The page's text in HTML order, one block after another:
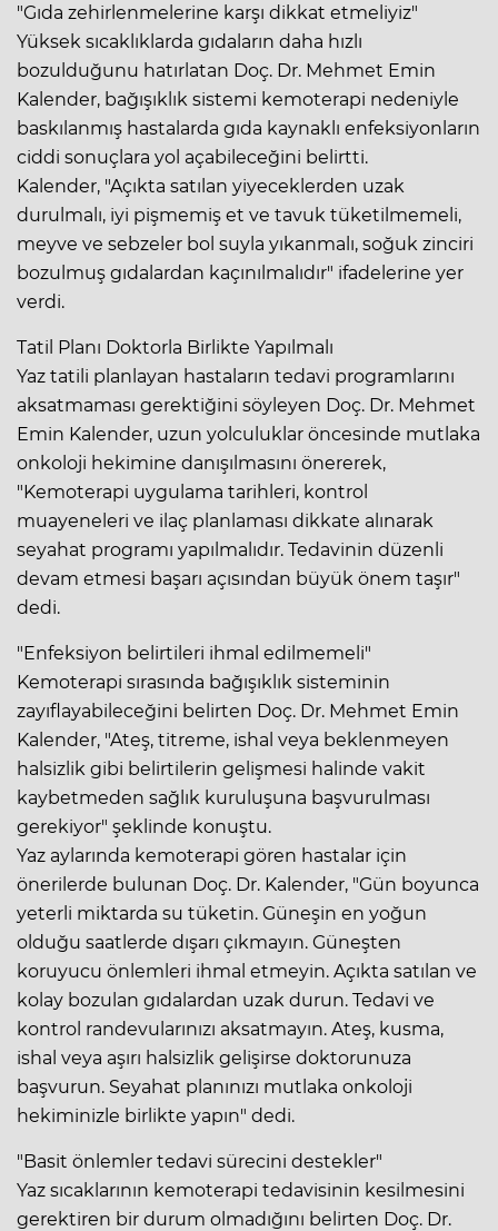
"Gıda zehirlenmelerine karşı dikkat etmeliyiz"
Yüksek sıcaklıklarda gıdaların daha hızlı
bozulduğunu hatırlatan Doç. Dr. Mehmet Emin
Kalender, bağışıklık sistemi kemoterapi nedeniyle
baskılanmış hastalarda gıda kaynaklı enfeksiyonların
ciddi sonuçlara yol açabileceğini belirtti.
Kalender, "Açıkta satılan yiyeceklerden uzak
durulmalı, iyi pişmemiş et ve tavuk tüketilmemeli,
meyve ve sebzeler bol suyla yıkanmalı, soğuk zinciri
bozulmuş gıdalardan kaçınılmalıdır" ifadelerine yer
verdi.
Tatil Planı Doktorla Birlikte Yapılmalı
Yaz tatili planlayan hastaların tedavi programlarını
aksatmaması gerektiğini söyleyen Doç. Dr. Mehmet
Emin Kalender, uzun yolculuklar öncesinde mutlaka
onkoloji hekimine danışılmasını önererek,
"Kemoterapi uygulama tarihleri, kontrol
muayeneleri ve ilaç planlaması dikkate alınarak
seyahat programı yapılmalıdır. Tedavinin düzenli
devam etmesi başarı açısından büyük önem taşır"
dedi.
"Enfeksiyon belirtileri ihmal edilmemeli"
Kemoterapi sırasında bağışıklık sisteminin
zayıflayabileceğini belirten Doç. Dr. Mehmet Emin
Kalender, "Ateş, titreme, ishal veya beklenmeyen
halsizlik gibi belirtilerin gelişmesi halinde vakit
kaybetmeden sağlık kuruluşuna başvurulması
gerekiyor" şeklinde konuştu.
Yaz aylarında kemoterapi gören hastalar için
önerilerde bulunan Doç. Dr. Kalender, "Gün boyunca
yeterli miktarda su tüketin. Güneşin en yoğun
olduğu saatlerde dışarı çıkmayın. Güneşten
koruyucu önlemleri ihmal etmeyin. Açıkta satılan ve
kolay bozulan gıdalardan uzak durun. Tedavi ve
kontrol randevularınızı aksatmayın. Ateş, kusma,
ishal veya aşırı halsizlik gelişirse doktorunuza
başvurun. Seyahat planınızı mutlaka onkoloji
hekiminizle birlikte yapın" dedi.
"Basit önlemler tedavi sürecini destekler"
Yaz sıcaklarının kemoterapi tedavisinin kesilmesini
gerektiren bir durum olmadığını belirten Doç. Dr.